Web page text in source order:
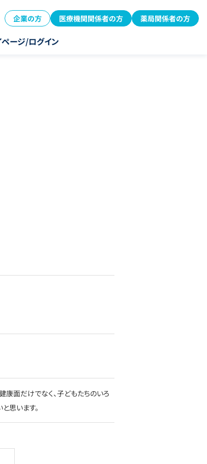
企業の方 医療機関関係者の方 薬局関係者の方
ージ/ログイン
面だけでなく、子どもたちのいろ
思います。